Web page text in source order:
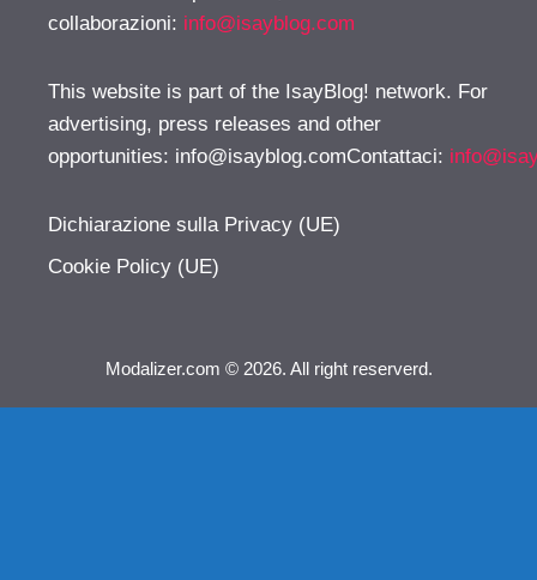
collaborazioni: info@isayblog.com
This website is part of the IsayBlog! network. For
advertising, press releases and other
opportunities: info@isayblog.comContattaci:
Dichiarazione sulla Privacy (UE)
Cookie Policy (UE)
Modalizer.com © 2026. All right reserverd.